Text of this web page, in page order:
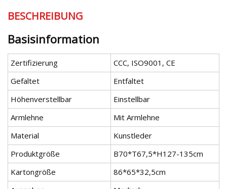
BESCHREIBUNG
Basisinformation
Zertifizierung
CCC, ISO9001, CE
Gefaltet
Entfaltet
Höhenverstellbar
Einstellbar
Armlehne
Mit Armlehne
Material
Kunstleder
Produktgröße
B70*T67,5*H127-135cm
Kartongröße
86*65*32,5cm